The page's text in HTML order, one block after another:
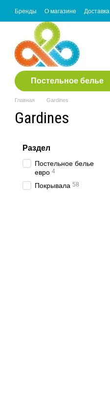
Перейти к основному контенту
Бренды О магазине Доставка
Согласие с рассылкой
Постельное белье
Главная Gardines
Gardines
Раздел
Постельное белье
евро 4
Покрывала 58